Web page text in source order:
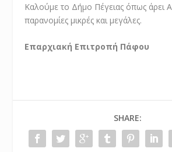
Καλούμε το Δήμο Πέγειας όπως άρει
παρανομίες μικρές και μεγάλες.
Επαρχιακή Επιτροπή Πάφου
SHARE: